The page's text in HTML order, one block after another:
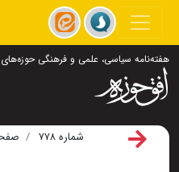
هفته‌نامه سیاسی، علمی و فرهنگی حوزه‌های
شماره ۷۷۸